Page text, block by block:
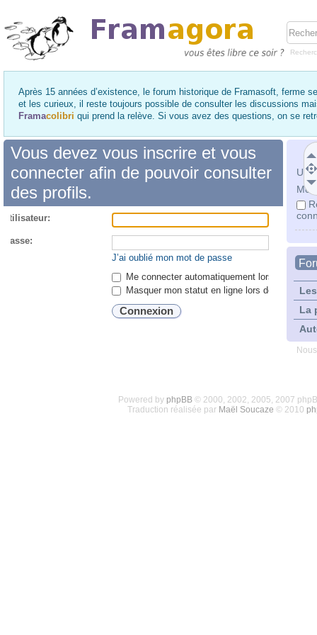
Après 15 années d’existence, le forum historique de Framasoft, ferme
et les curieux, il reste toujours possible de consulter les discussions
Framacolibri qui prend la relève. Si vous avez des questions, on se
Mot
La
Vous devez vous inscrire et vous
connecter afin de pouvoir consulter
des profils.
passe:
J’ai oublié mon mot de passe
Me connecter automatiquement lors de
Masquer mon statut en ligne lors de cette
Powered by phpBB© 2000, 2002, 2005, 2007
Traduction réalisée par Maël Soucaze © 2010